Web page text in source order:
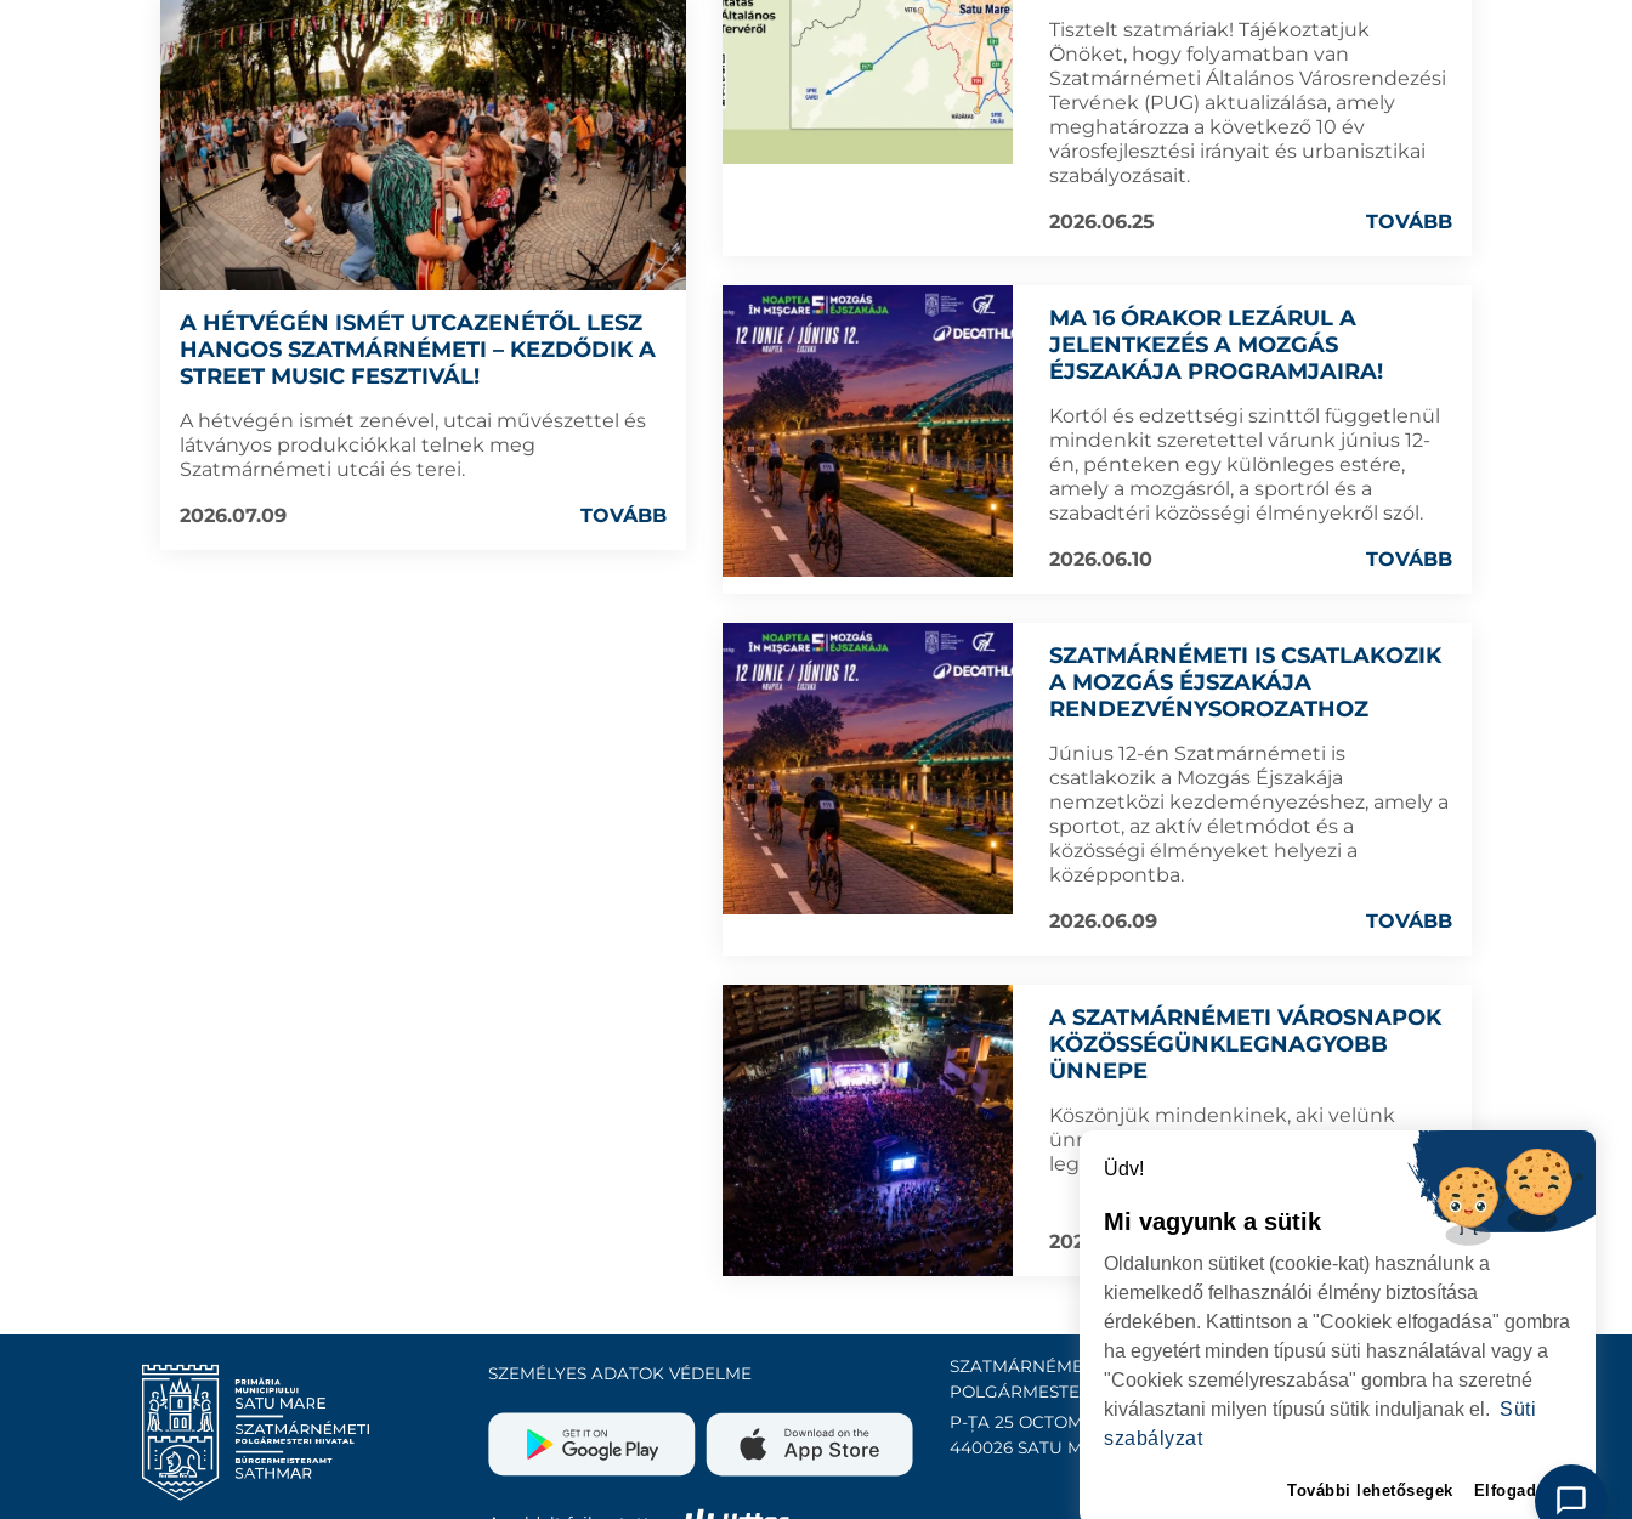
A HÉTVÉGÉN ISMÉT UTCAZENÉTŐL LESZ
HANGOS SZATMÁRNÉMETI – KEZDŐDIK A
STREET MUSIC FESZTIVÁL!
A hétvégén ismét zenével, utcai művészettel és
látványos produkciókkal telnek meg
Szatmárnémeti utcái és terei.
2026.07.09
TOVÁBB
Tisztelt szatmáriak! Tájékoztatjuk
Önöket, hogy folyamatban van
Szatmárnémeti Általános Városrendezési
Tervének (PUG) aktualizálása, amely
meghatározza a következő 10 év
városfejlesztési irányait és urbanisztikai
szabályozásait.
2026.06.25
TOVÁBB
MA 16 ÓRAKOR LEZÁRUL A
JELENTKEZÉS A MOZGÁS
ÉJSZAKÁJA PROGRAMJAIRA!
Kortól és edzettségi szinttől függetlenül
mindenkit szeretettel várunk június 12-
én, pénteken egy különleges estére,
amely a mozgásról, a sportról és a
szabadtéri közösségi élményekről szól.
2026.06.10
TOVÁBB
SZATMÁRNÉMETI IS CSATLAKOZIK
A MOZGÁS ÉJSZAKÁJA
RENDEZVÉNYSOROZATHOZ
Június 12-én Szatmárnémeti is
csatlakozik a Mozgás Éjszakája
nemzetközi kezdeményezéshez, amely a
sportot, az aktív életmódot és a
közösségi élményeket helyezi a
középpontba.
2026.06.09
TOVÁBB
A SZATMÁRNÉMETI VÁROSNAPOK
KÖZÖSSÉGÜNKLEGNAGYOBB
ÜNNEPE
Köszönjük mindenkinek, aki velünk
ünnepeltSzatmárnémetiben, a közösség
legszebb éslegnagyobb eseményén!
2026.06.01 TOVÁBB
SZEMÉLYES ADATOK VÉDELME
SZATMÁRNÉMETI
POLGÁRMESTERI HIVATAL
P-ȚA 25 OCTOMBRIE, NR. 1 CORP M,
440026 SATU MARE
Kapcsolat
KÖVESSENEK
Üdv!
Mi vagyunk a sütik
Oldalunkon sütiket (cookie-kat) használunk a
kiemelkedő felhasználói élmény biztosítása
érdekében. Kattintson a "Cookiek elfogadása" gombra
ha egyetért minden típusú süti használatával vagy a
"Cookiek személyreszabása" gombra ha szeretné
kiválasztani milyen típusú sütik induljanak el. Süti
szabályzat
További lehetősegek Elfogadom